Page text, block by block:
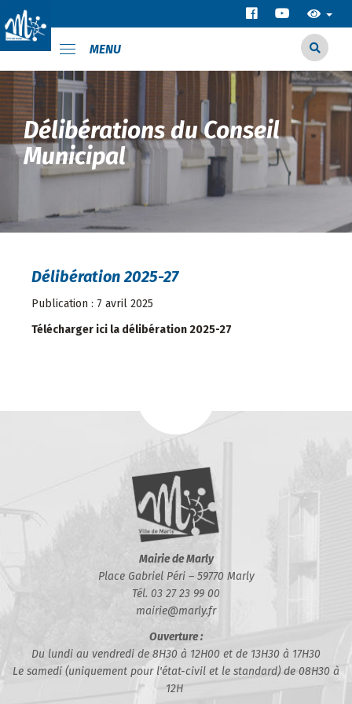
MENU
Délibérations du Conseil
Municipal
Délibération 2025-27
Publication : 7 avril 2025
Télécharger ici la délibération 2025-27
Mairie de Marly
Place Gabriel Péri – 59770 Marly
Tél. 03 27 23 99 00
mairie@marly.fr
Ouverture :
Du lundi au vendredi de 8H30 à 12H00 et de 13H30 à 17H30
Le samedi (uniquement pour l'état-civil et le standard) de 08H30 à
12H